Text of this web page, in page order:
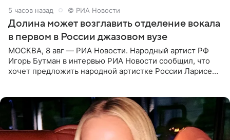
5 часов назад © РИА Новости
Долина может возглавить отделение вокала
в первом в России джазовом вузе
МОСКВА, 8 авг — РИА Новости. Народный артист РФ
Игорь Бутман в интервью РИА Новости сообщил, что
хочет предложить народной артистке России Ларисе